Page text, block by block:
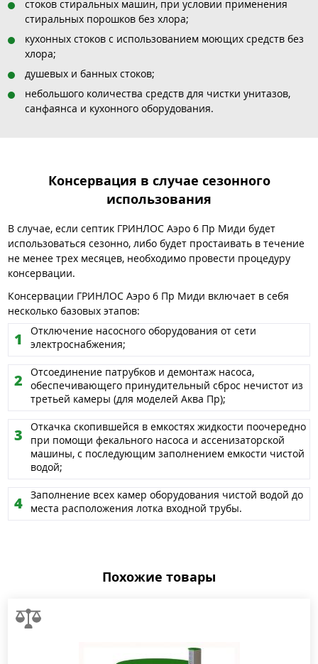
стоков стиральных машин, при условии применения
стиральных порошков без хлора;
кухонных стоков с использованием моющих средств без
хлора;
душевых и банных стоков;
небольшого количества средств для чистки унитазов,
санфаянса и кухонного оборудования.
Консервация в случае сезонного
использования
В случае, если септик ГРИНЛОС Аэро 6 Пр Миди будет
использоваться сезонно, либо будет простаивать в течение
не менее трех месяцев, необходимо провести процедуру
консервации.
Консервации ГРИНЛОС Аэро 6 Пр Миди включает в себя
несколько базовых этапов:
Отключение насосного оборудования от сети
электроснабжения;
Отсоединение патрубков и демонтаж насоса,
обеспечивающего принудительный сброс нечистот из
третьей камеры (для моделей Аква Пр);
Откачка скопившейся в емкостях жидкости поочередно
при помощи фекального насоса и ассенизаторской
машины, с последующим заполнением емкости чистой
водой;
Заполнение всех камер оборудования чистой водой до
места расположения лотка входной трубы.
Похожие товары